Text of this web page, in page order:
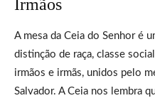
Irmãos
A mesa da Ceia do Senhor é
distinção de raça, classe
irmãos e irmãs, unidos pelo
Salvador. A Ceia nos lembra